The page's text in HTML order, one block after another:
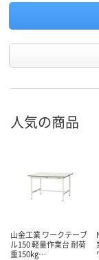
人気の商品
山金工業 ワークテーブ
ル150 軽量作業台 耐荷
重150kg…